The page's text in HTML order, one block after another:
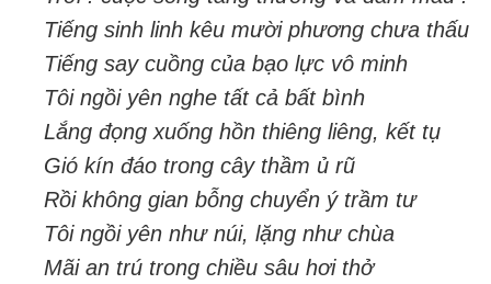
Tiếng sinh linh kêu mười phương chưa thấu
Tiếng say cuồng của bạo lực vô minh
Tôi ngồi yên nghe tất cả bất bình
Lắng đọng xuống hồn thiêng liêng, kết tụ
Gió kín đáo trong cây thầm ủ rũ
Rồi không gian bỗng chuyển ý trầm tư
Tôi ngồi yên như núi, lặng như chùa
Mãi an trú trong chiều sâu hơi thở